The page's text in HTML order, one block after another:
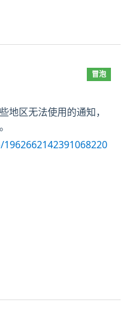
冒泡
区无法使用的通知，